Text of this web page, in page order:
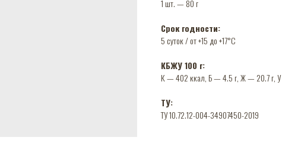
1 шт. — 80 г
Срок годности:
5 суток / от +15 до +17°C
КБЖУ 100 г:
К — 402 ккал, Б — 4.5 г, Ж — 20.7 г,
ТУ:
ТУ 10.72.12-004-34907450-2019